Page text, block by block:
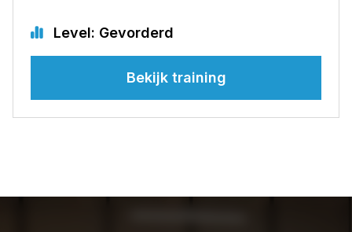
Level: Gevorderd
Bekijk training